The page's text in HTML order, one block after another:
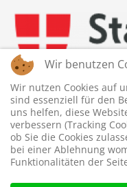
Wir benutzen
Wir nutzen Cookies auf
sind essenziell für den
uns helfen, diese
verbessern (Tracking
ob Sie die Cookies
bei einer Ablehnung
Funktionalitäten der